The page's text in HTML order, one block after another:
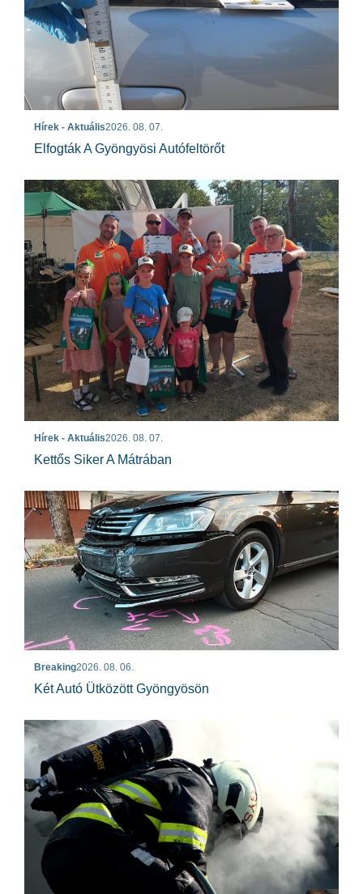
Hírek - Aktuális2026. 08. 07.
Elfogták A Gyöngyösi Autófeltörőt
Hírek - Aktuális2026. 08. 07.
Kettős Siker A Mátrában
Breaking2026. 08. 06.
Két Autó Ütközött Gyöngyösön